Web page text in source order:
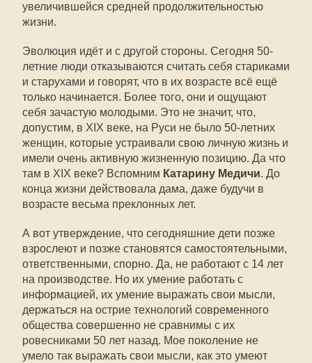
увеличившейся средней продолжительностью
жизни.
Эволюция идёт и с другой стороны. Сегодня 50-
летние люди отказываются считать себя стариками
и старухами и говорят, что в их возрасте всё ещё
только начинается. Более того, они и ощущают
себя зачастую молодыми. Это не значит, что,
допустим, в XIX веке, на Руси не было 50-летних
женщин, которые устраивали свою личную жизнь и
имели очень активную жизненную позицию. Да что
там в XIX веке? Вспомним Катарину Медичи. До
конца жизни действовала дама, даже будучи в
возрасте весьма преклонных лет.
А вот утверждение, что сегодняшние дети позже
взрослеют и позже становятся самостоятельными,
ответственными, спорно. Да, не работают с 14 лет
на производстве. Но их умение работать с
информацией, их умение выражать свои мысли,
держаться на острие технологий современного
общества совершенно не сравнимы с их
ровесниками 50 лет назад. Мое поколение не
умело так выражать свои мысли, как это умеют